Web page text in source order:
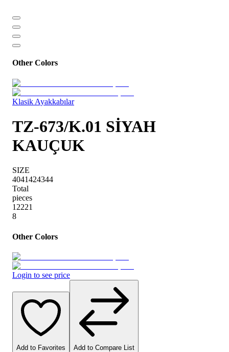
Other Colors
Klasik Ayakkabılar
TZ-673/K.01 SİYAH
KAUÇUK
SIZE
4041424344
Total
pieces
12221
8
Other Colors
Login to see price
Add to Favorites Add to Compare List